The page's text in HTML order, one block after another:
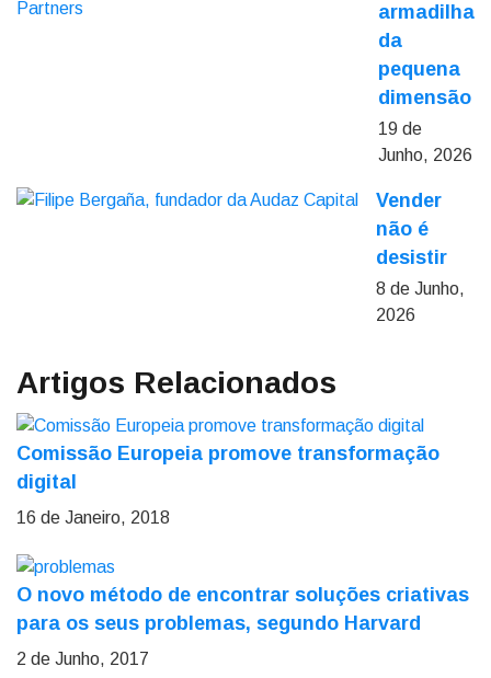
armadilha
da
pequena
dimensão
19 de
Junho, 2026
Vender
não é
desistir
8 de Junho,
2026
Artigos Relacionados
Comissão Europeia promove transformação
digital
16 de Janeiro, 2018
O novo método de encontrar soluções criativas
para os seus problemas, segundo Harvard
2 de Junho, 2017